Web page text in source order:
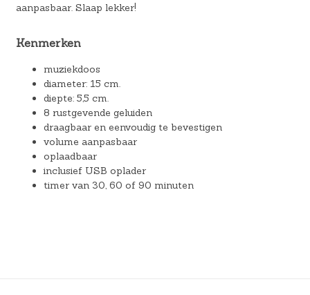
aanpasbaar. Slaap lekker!
Kenmerken
muziekdoos
diameter: 15 cm.
diepte: 5,5 cm.
8 rustgevende geluiden
draagbaar en eenvoudig te bevestigen
volume aanpasbaar
oplaadbaar
inclusief USB oplader
timer van 30, 60 of 90 minuten